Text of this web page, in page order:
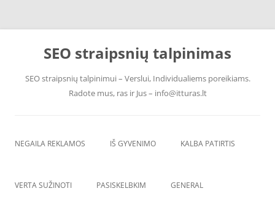
Skip
contentSEO straipsnių talpinimas
SEO straipsnių talpinimui – Verslui, Individualiems poreikiams.
Radote mus, ras ir Jus – info@itturas.lt
NEGAILA REKLAMOS IŠ GYVENIMO KALBA PATIRTIS
VERTA SUŽINOTI PASISKELBKIM GENERAL